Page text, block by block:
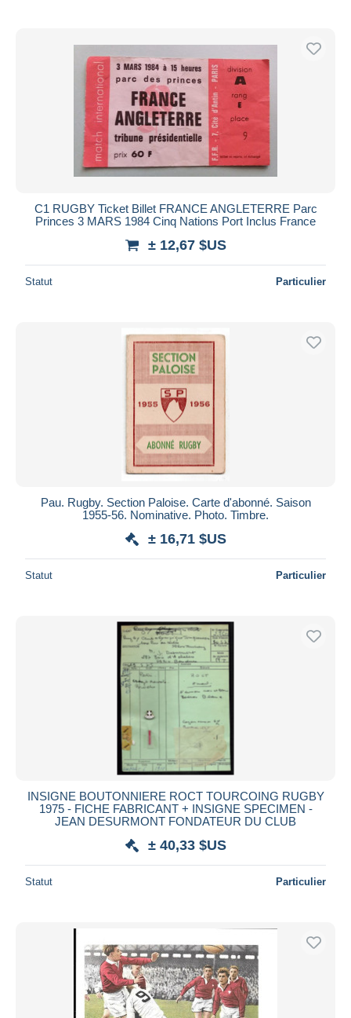
C1 RUGBY Ticket Billet FRANCE ANGLETERRE Parc
Princes 3 MARS 1984 Cinq Nations Port Inclus France
± 12,67 $US
Statut Particulier
Pau. Rugby. Section Paloise. Carte d'abonné. Saison
1955-56. Nominative. Photo. Timbre.
± 16,71 $US
Statut Particulier
INSIGNE BOUTONNIERE ROCT TOURCOING RUGBY
1975 - FICHE FABRICANT + INSIGNE SPECIMEN -
JEAN DESURMONT FONDATEUR DU CLUB
± 40,33 $US
Statut Particulier